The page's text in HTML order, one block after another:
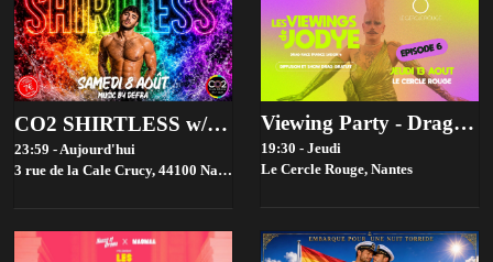
CO2 SHIRTLESS w/Defra
23:59 - Aujourd'hui
3 rue de la Cale Crucy, 44100 Nantes, France,
Nantes
Viewing Party - Drag race france Saison 4 - Episode 6
19:30 - Jeudi
Le Cercle Rouge, Nantes